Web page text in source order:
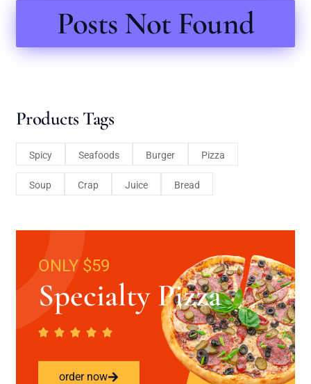
Posts Not Found
Products Tags
Spicy Seafoods Burger Pizza
Soup Crap Juice Bread
ONLY $59
Specialty Pizza
order now